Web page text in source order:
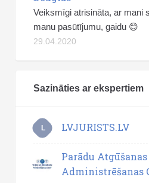
Veiksmīgi atrisināta, ar mani
manu pasūtījumu, gaidu 😊
29.04.2020
Sazināties ar ekspertiem
L LVJURISTS.LV
Parādu
Administrēšanas